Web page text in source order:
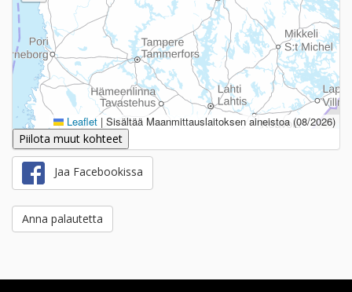
Leaflet | Sisältää Maanmittauslaitoksen aineistoa (08/2026)
Piilota muut kohteet
Jaa Facebookissa
Anna palautetta